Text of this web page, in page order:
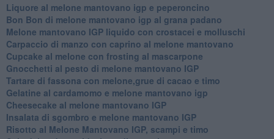
Liquore al melone mantovano igp e peperoncino
Bon Bon di melone mantovano igp al grana padano
Melone mantovano IGP liquido con crostacei e molluschi
Carpaccio di manzo con caprino al melone mantovano
Cupcake al melone con frosting al mascarpone
Gnocchetti al pesto di melone mantovano IGP
Tartare di fassona con melone,grue di cacao e timo
Gelatine al cardamomo e melone mantovano igp
Cheesecake al melone mantovano IGP
Insalata di sgombro e melone mantovano IGP
Risotto al Melone Mantovano IGP, scampi e timo